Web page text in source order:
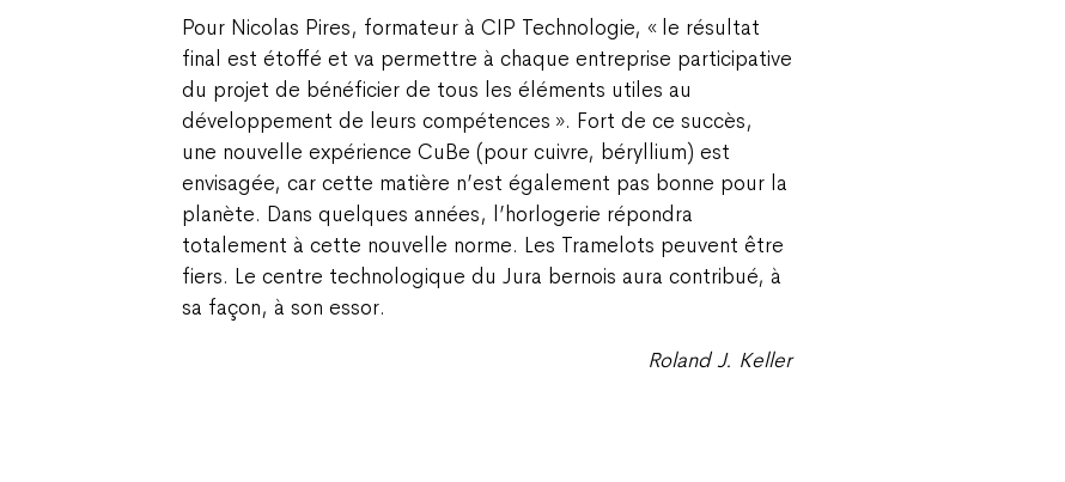
Pour Nicolas Pires, formateur à CIP Technologie, « le résultat
final est étoffé et va permettre à chaque entreprise participative
du projet de bénéficier de tous les éléments utiles au
développement de leurs compétences ». Fort de ce succès,
une nouvelle expérience CuBe (pour cuivre, béryllium) est
envisagée, car cette matière n’est également pas bonne pour la
planète. Dans quelques années, l’horlogerie répondra
totalement à cette nouvelle norme. Les Tramelots peuvent être
fiers. Le centre technologique du Jura bernois aura contribué, à
sa façon, à son essor.
Roland J. Keller